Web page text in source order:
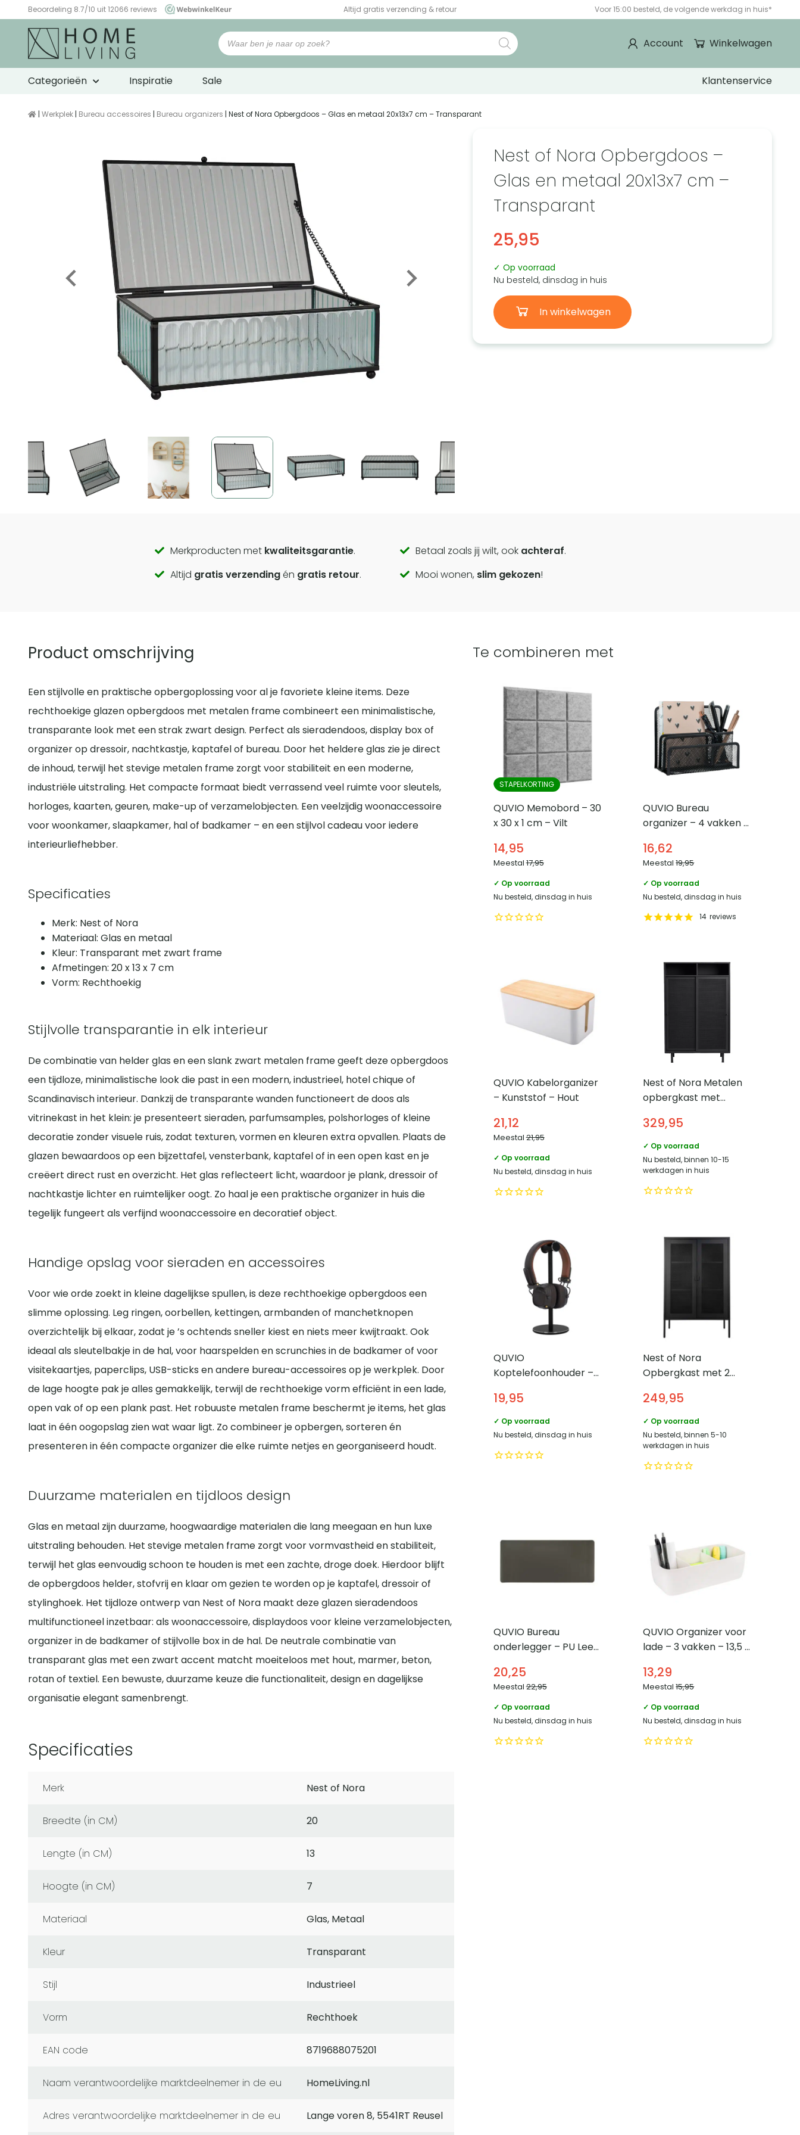
Beoordeling 8.7/10 uit 12066 reviews
WebwinkelKeur
Altijd gratis verzending & retour Voor 15:00 besteld, de volgende werkdag in huis*
Winkelwagen
Account
Categorieën Inspiratie Sale Klantenservice
| Werkplek | Bureau accessoires | Bureau organizers | Nest of Nora Opbergdoos – Glas en metaal 20x13x7 cm – Transparant
Nest of Nora Opbergdoos –
Glas en metaal 20x13x7 cm –
Transparant
25,95
✓ Op voorraad
Nu besteld, dinsdag in huis
In winkelwagen
Call
to
Merkproducten met kwaliteitsgarantie. Betaal zoals jij wilt, ook achteraf.
Altijd gratis verzendingén gratis retour. Mooi wonen, slim gekozen!
Product omschrijving
Een stijlvolle en praktische opbergoplossing voor al je favoriete kleine items. Deze
rechthoekige glazen opbergdoos met metalen frame combineert een minimalistische,
transparante look met een strak zwart design. Perfect als sieradendoos, display box of
organizer op dressoir, nachtkastje, kaptafel of bureau. Door het heldere glas zie je direct
de inhoud, terwijl het stevige metalen frame zorgt voor stabiliteit en een moderne,
industriële uitstraling. Het compacte formaat biedt verrassend veel ruimte voor sleutels,
horloges, kaarten, geuren, make-up of verzamelobjecten. Een veelzijdig woonaccessoire
voor woonkamer, slaapkamer, hal of badkamer – en een stijlvol cadeau voor iedere
interieurliefhebber.
Specificaties
Merk: Nest of Nora
Materiaal: Glas en metaal
Kleur: Transparant met zwart frame
Afmetingen: 20 x 13 x 7 cm
Vorm: Rechthoekig
Stijlvolle transparantie in elk interieur
De combinatie van helder glas en een slank zwart metalen frame geeft deze opbergdoos
een tijdloze, minimalistische look die past in een modern, industrieel, hotel chique of
Scandinavisch interieur. Dankzij de transparante wanden functioneert de doos als
vitrinekast in het klein: je presenteert sieraden, parfumsamples, polshorloges of kleine
decoratie zonder visuele ruis, zodat texturen, vormen en kleuren extra opvallen. Plaats de
glazen bewaardoos op een bijzettafel, vensterbank, kaptafel of in een open kast en je
creëert direct rust en overzicht. Het glas reflecteert licht, waardoor je plank, dressoir of
nachtkastje lichter en ruimtelijker oogt. Zo haal je een praktische organizer in huis die
tegelijk fungeert als verfijnd woonaccessoire en decoratief object.
Handige opslag voor sieraden en accessoires
Voor wie orde zoekt in kleine dagelijkse spullen, is deze rechthoekige opbergdoos een
slimme oplossing. Leg ringen, oorbellen, kettingen, armbanden of manchetknopen
overzichtelijk bij elkaar, zodat je ’s ochtends sneller kiest en niets meer kwijtraakt. Ook
ideaal als sleutelbakje in de hal, voor haarspelden en scrunchies in de badkamer of voor
visitekaartjes, paperclips, USB-sticks en andere bureau-accessoires op je werkplek. Door
de lage hoogte pak je alles gemakkelijk, terwijl de rechthoekige vorm efficiënt in een lade,
open vak of op een plank past. Het robuuste metalen frame beschermt je items, het glas
laat in één oogopslag zien wat waar ligt. Zo combineer je opbergen, sorteren én
presenteren in één compacte organizer die elke ruimte netjes en georganiseerd houdt.
Duurzame materialen en tijdloos design
Glas en metaal zijn duurzame, hoogwaardige materialen die lang meegaan en hun luxe
uitstraling behouden. Het stevige metalen frame zorgt voor vormvastheid en stabiliteit,
terwijl het glas eenvoudig schoon te houden is met een zachte, droge doek. Hierdoor blijft
de opbergdoos helder, stofvrij en klaar om gezien te worden op je kaptafel, dressoir of
stylinghoek. Het tijdloze ontwerp van Nest of Nora maakt deze glazen sieradendoos
multifunctioneel inzetbaar: als woonaccessoire, displaydoos voor kleine verzamelobjecten,
organizer in de badkamer of stijlvolle box in de hal. De neutrale combinatie van
transparant glas met een zwart accent matcht moeiteloos met hout, marmer, beton,
rotan of textiel. Een bewuste, duurzame keuze die functionaliteit, design en dagelijkse
organisatie elegant samenbrengt.
Specificaties
Merk Nest of Nora
Breedte (in CM) 20
Lengte (in CM) 13
Hoogte (in CM) 7
Materiaal Glas, Metaal
Kleur Transparant
Stijl Industrieel
Vorm Rechthoek
EAN code 8719688075201
naam verantwoordelijke marktdeelnemer in de eu HomeLiving.nl
adres verantwoordelijke marktdeelnemer in de eu Lange voren 8, 5541RT Reusel
Te combineren met
STAPELKORTING
QUVIO Memobord – 30
x 30 x 1 cm – Vilt
14,95
Meestal17,95
✓ Op voorraad
Nu besteld, dinsdag in huis
QUVIO Bureau
organizer – 4 vakken –
16,62
Meestal19,95
✓ Op voorraad
Nu besteld, dinsdag in huis
14 reviews
QUVIO Kabelorganizer
– Kunststof – Hout
21,12
Meestal21,95
✓ Op voorraad
Nu besteld, dinsdag in huis
Nest of Nora Metalen
opbergkast met
Zwart
329,95
✓ Op voorraad
Nu besteld, binnen 10-15
werkdagen in huis
QUVIO
Koptelefoonhouder –
19,95
✓ Op voorraad
Nu besteld, dinsdag in huis
Nest of Nora
Opbergkast met 2
80x40x120 cm – Zwart
249,95
✓ Op voorraad
Nu besteld, binnen 5-10
werkdagen in huis
QUVIO Bureau
onderlegger – PU Leer
20,25
Meestal22,95
✓ Op voorraad
Nu besteld, dinsdag in huis
QUVIO Organizer voor
lade – 3 vakken – 13,5 x
13,29
Meestal15,95
✓ Op voorraad
Nu besteld, dinsdag in huis